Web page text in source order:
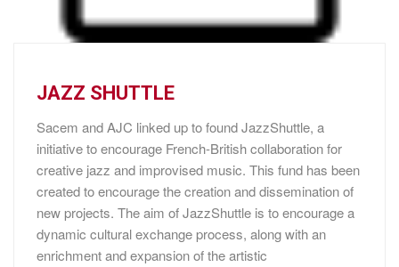
JAZZ SHUTTLE
Sacem and AJC linked up to found JazzShuttle, a
initiative to encourage French-British collaboration for
creative jazz and improvised music. This fund has been
created to encourage the creation and dissemination of
new projects. The aim of JazzShuttle is to encourage a
dynamic cultural exchange process, along with an
enrichment and expansion of the artistic